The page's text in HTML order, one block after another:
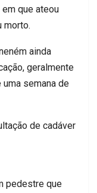
que ateou
morto.
ainda
geralmente
semana de
de cadáver
pedestre que